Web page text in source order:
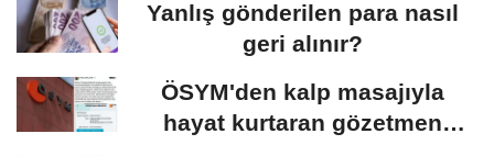
Yanlış gönderilen para nasıl
geri alınır?
ÖSYM'den kalp masajıyla
hayat kurtaran gözetmen